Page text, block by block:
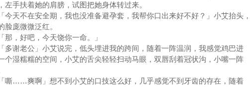
左手扶着她的肩膀，试图把她身体转过来。
天不在安全期，我也没准备避孕套，我帮你口出来好不好？」小艾抬头，
脸庞微微泛红。
，好吧，今天饶你一命。」
谢老公」小艾说完，低头埋进我的跨间，随着一阵温润，我感觉鸡巴进
个湿糯糯的空间，小艾的舌尖轻轻扫动马眼，双唇刮着冠状沟，小嘴一阵
……爽啊」想不到小艾的口技这么好，几乎感觉不到牙齿的存在，随着